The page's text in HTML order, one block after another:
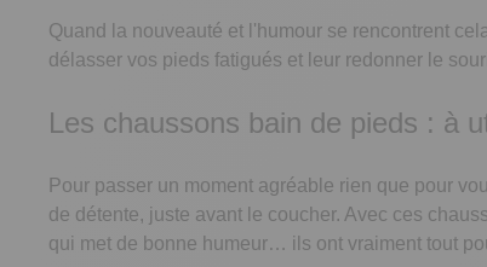
Quand la nouveauté et l'humour se rencontrent
délasser vos pieds fatigués et leur redonner le
Les chaussons bain de pieds : à
Pour passer un moment agréable rien que pour
de détente, juste avant le coucher. Avec ces
qui met de bonne humeur… ils ont vraiment tout